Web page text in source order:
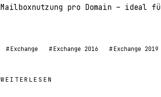
Mailboxnutzung pro Domain – ideal
Exchange Exchange 2016 Exchange 2019
WEITERLESEN